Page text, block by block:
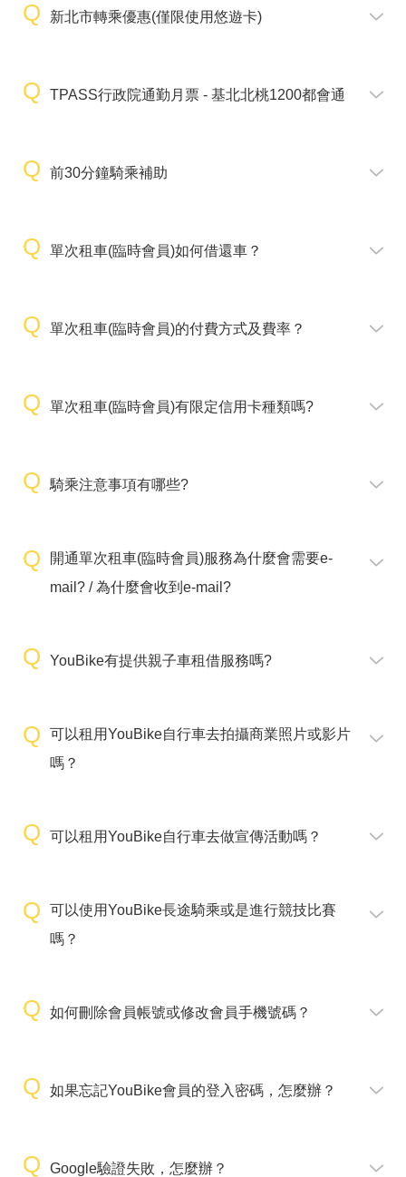
新北市轉乘優惠(僅限使用悠遊卡)
TPASS行政院通勤月票 - 基北北桃1200都會通
前30分鐘騎乘補助
單次租車(臨時會員)如何借還車？
單次租車(臨時會員)的付費方式及費率？
單次租車(臨時會員)有限定信用卡種類嗎?
騎乘注意事項有哪些?
開通單次租車(臨時會員)服務為什麼會需要e-
mail? / 為什麼會收到e-mail?
YouBike有提供親子車租借服務嗎?
可以租用YouBike自行車去拍攝商業照片或影片
嗎？
可以租用YouBike自行車去做宣傳活動嗎？
可以使用YouBike長途騎乘或是進行競技比賽
嗎？
如何刪除會員帳號或修改會員手機號碼？
如果忘記YouBike會員的登入密碼，怎麼辦？
Google驗證失敗，怎麼辦？